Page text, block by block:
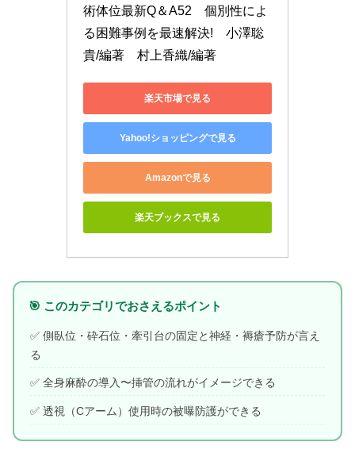
術体位最新Q＆A52　個別性によ
る困難事例を最速解決!　小澤聡
貴/編著　村上香織/編著
楽天市場で見る
Yahoo!ショッピングで見る
Amazonで見る
楽天ブックスで見る
🎯 このカテゴリでおさえるポイント
✅ 側臥位・砕石位・牽引台の固定と神経・褥瘡予防が言え
る
✅ 全身麻酔の導入〜挿管の流れがイメージできる
✅ 透視（Cアーム）使用時の被曝防護ができる